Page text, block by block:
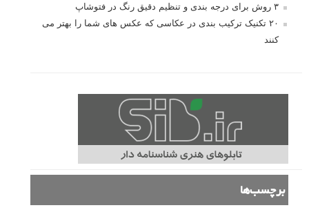
۳ روش برای درجه بندی و تنظیم دقیق رنگ در فتوشاپ
۲۰ تکنیک ترکیب بندی در عکاسی که عکس های شما را بهتر می
کنند
برچسب‌ها